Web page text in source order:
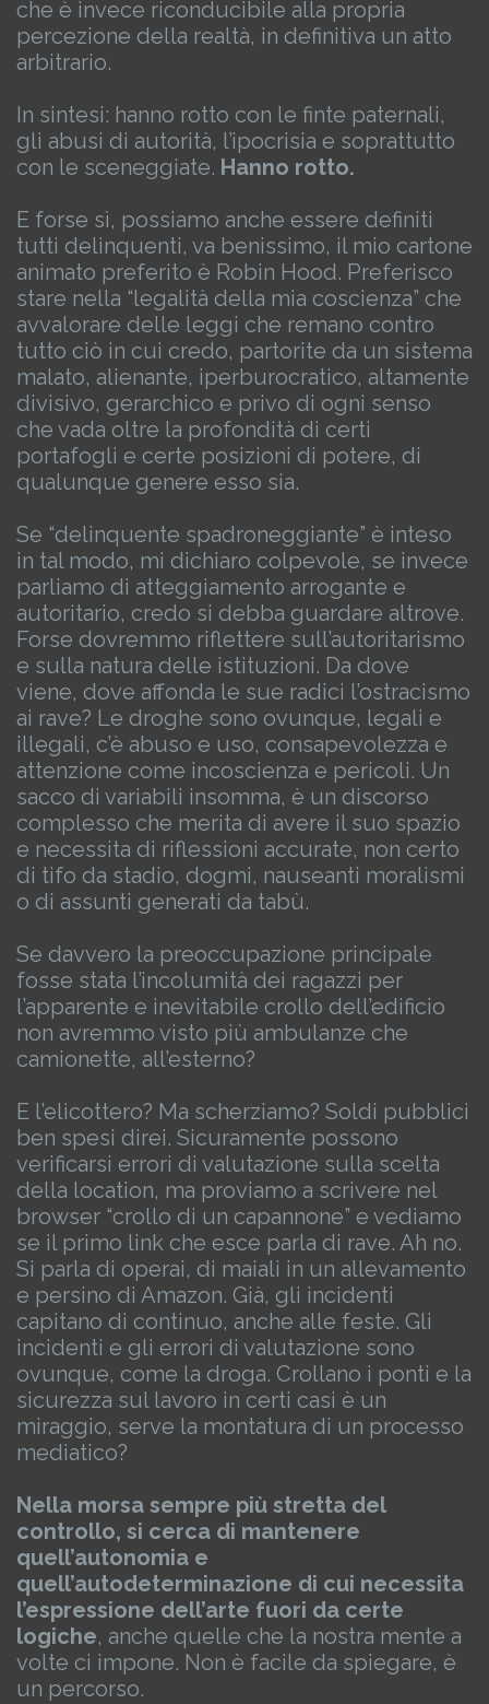
che è invece riconducibile alla propria
percezione della realtà, in definitiva un atto
arbitrario.
In sintesi: hanno rotto con le finte paternali,
gli abusi di autorità, l’ipocrisia e soprattutto
con le sceneggiate. Hanno rotto.
E forse sì, possiamo anche essere definiti
tutti delinquenti, va benissimo, il mio cartone
animato preferito è Robin Hood. Preferisco
stare nella “legalità della mia coscienza” che
avvalorare delle leggi che remano contro
tutto ciò in cui credo, partorite da un sistema
malato, alienante, iperburocratico, altamente
divisivo, gerarchico e privo di ogni senso
che vada oltre la profondità di certi
portafogli e certe posizioni di potere, di
qualunque genere esso sia.
Se “delinquente spadroneggiante” è inteso
in tal modo, mi dichiaro colpevole, se invece
parliamo di atteggiamento arrogante e
autoritario, credo si debba guardare altrove.
Forse dovremmo riflettere sull’autoritarismo
e sulla natura delle istituzioni. Da dove
viene, dove affonda le sue radici l’ostracismo
ai rave? Le droghe sono ovunque, legali e
illegali, c’è abuso e uso, consapevolezza e
attenzione come incoscienza e pericoli. Un
sacco di variabili insomma, è un discorso
complesso che merita di avere il suo spazio
e necessita di riflessioni accurate, non certo
di tifo da stadio, dogmi, nauseanti moralismi
o di assunti generati da tabù.
Se davvero la preoccupazione principale
fosse stata l’incolumità dei ragazzi per
l’apparente e inevitabile crollo dell’edificio
non avremmo visto più ambulanze che
camionette, all’esterno?
E l’elicottero? Ma scherziamo? Soldi pubblici
ben spesi direi. Sicuramente possono
verificarsi errori di valutazione sulla scelta
della location, ma proviamo a scrivere nel
browser “crollo di un capannone” e vediamo
se il primo link che esce parla di rave. Ah no.
Si parla di operai, di maiali in un allevamento
e persino di Amazon. Già, gli incidenti
capitano di continuo, anche alle feste. Gli
incidenti e gli errori di valutazione sono
ovunque, come la droga. Crollano i ponti e la
sicurezza sul lavoro in certi casi è un
miraggio, serve la montatura di un processo
mediatico?
Nella morsa sempre più stretta del
controllo, si cerca di mantenere
quell’autonomia e
quell’autodeterminazione di cui necessita
l’espressione dell’arte fuori da certe
logiche, anche quelle che la nostra mente a
volte ci impone. Non è facile da spiegare, è
un percorso.